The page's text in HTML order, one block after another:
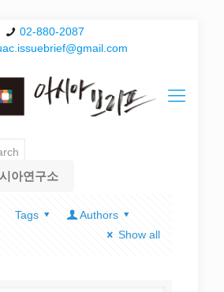
02-880-2087
아연구소
Tags
Authors
Show all